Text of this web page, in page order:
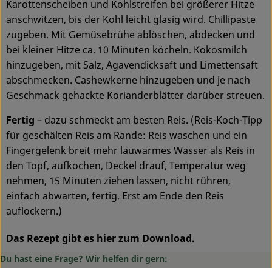
Karottenscheiben und Kohlstreifen bei größerer Hitze
anschwitzen, bis der Kohl leicht glasig wird. Chillipaste
zugeben. Mit Gemüsebrühe ablöschen, abdecken und
bei kleiner Hitze ca. 10 Minuten köcheln. Kokosmilch
hinzugeben, mit Salz, Agavendicksaft und Limettensaft
abschmecken. Cashewkerne hinzugeben und je nach
Geschmack gehackte Korianderblätter darüber streuen.
Fertig – dazu schmeckt am besten Reis. (Reis-Koch-Tipp
für geschälten Reis am Rande: Reis waschen und ein
Fingergelenk breit mehr lauwarmes Wasser als Reis in
den Topf, aufkochen, Deckel drauf, Temperatur weg
nehmen, 15 Minuten ziehen lassen, nicht rühren,
einfach abwarten, fertig. Erst am Ende den Reis
auflockern.)
Das Rezept gibt es hier zum Download.
Du hast eine Frage? Wir helfen dir gern: